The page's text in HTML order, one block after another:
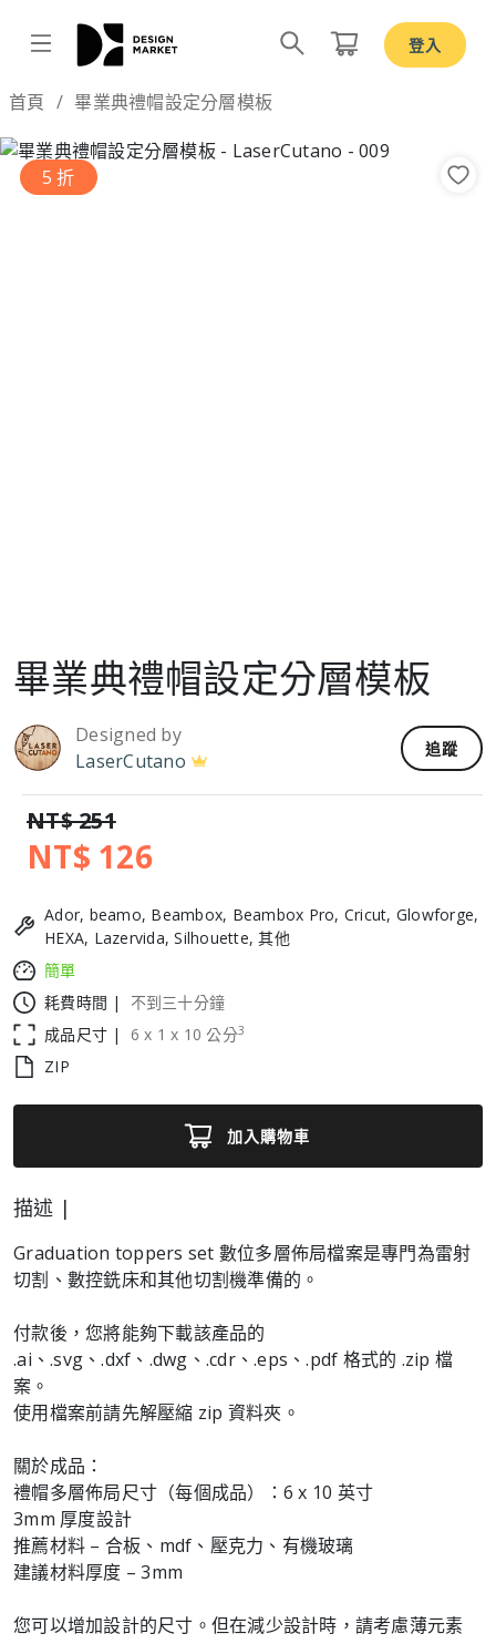
登入
首頁 畢業典禮帽設定分層模板
5 折
畢業典禮帽設定分層模板
Designed by
LaserCutano
追蹤
NT$ 251
NT$ 126
Ador, beamo, Beambox, Beambox Pro, Cricut, Glowforge,
HEXA, Lazervida, Silhouette, 其他
簡單
耗費時間 |
不到三十分鐘
成品尺寸 |
6 x 1 x 10 公分3
ZIP
加入購物車
描述 |
Graduation toppers set 數位多層佈局檔案是專門為雷射
切割、數控銑床和其他切割機準備的。
付款後，您將能夠下載該產品的
.ai、.svg、.dxf、.dwg、.cdr、.eps、.pdf 格式的 .zip 檔
案。
使用檔案前請先解壓縮 zip 資料夾。
關於成品：
禮帽多層佈局尺寸（每個成品）：6 x 10 英寸
3mm 厚度設計
推薦材料 – 合板、mdf、壓克力、有機玻璃
建議材料厚度 – 3mm
您可以增加設計的尺寸。但在減少設計時，請考慮薄元素